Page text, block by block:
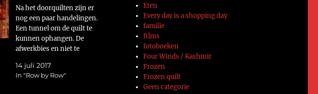
Na het doorquilten zijn er
nog een paar handelingen.
Een tunnel om de quilt te
kunnen ophangen. De
afwerkbies en niet te
gegevens van de quilt. Voor
deze quilt was dat meer dan
14 juli 2017
In "Row by Row"
Eten
Every day is a shopping day
familie
films
fotoboeken
Four Winds / Kashmir
Frozen
Frozen quilt
Geen categorie